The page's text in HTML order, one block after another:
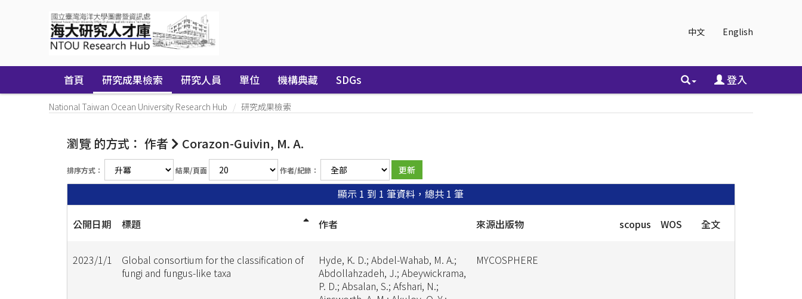
中文 English
首頁 研究成果檢索 研究人員 單位 機構典藏 SDGs 登入
National Taiwan Ocean University Research Hub 研究成果檢索
瀏覽 的方式： 作者 Corazon-Guivin, M. A.
排序方式： 結果/頁面 作者/紀錄：
顯示 1 到 1 筆資料，總共 1 筆
公開日期 標題 作者 來源出版物 scopus WOS 全文
2023/1/1
Global consortium for the classification of
fungi and fungus-like taxa
Hyde, K. D.; Abdel-Wahab, M. A.;
Abdollahzadeh, J.; Abeywickrama,
P. D.; Absalan, S.; Afshari, N.;
MYCOSPHERE